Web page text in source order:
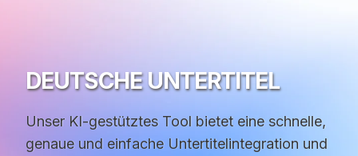
DEUTSCHE UNTERTITEL
Unser KI-gestütztes Tool bietet eine schnelle,
genaue und einfache Untertitelintegration und